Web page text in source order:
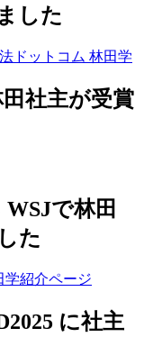
した
田社主が受賞
で林田
た
に社主